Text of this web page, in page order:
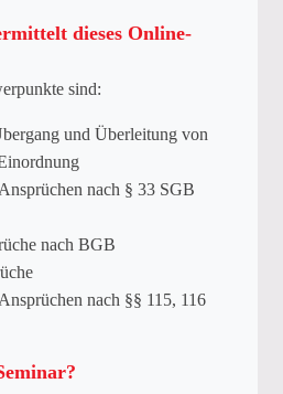
dieses Online-
sind:
und Überleitung von
nach § 33 SGB
nach BGB
nach §§ 115, 116